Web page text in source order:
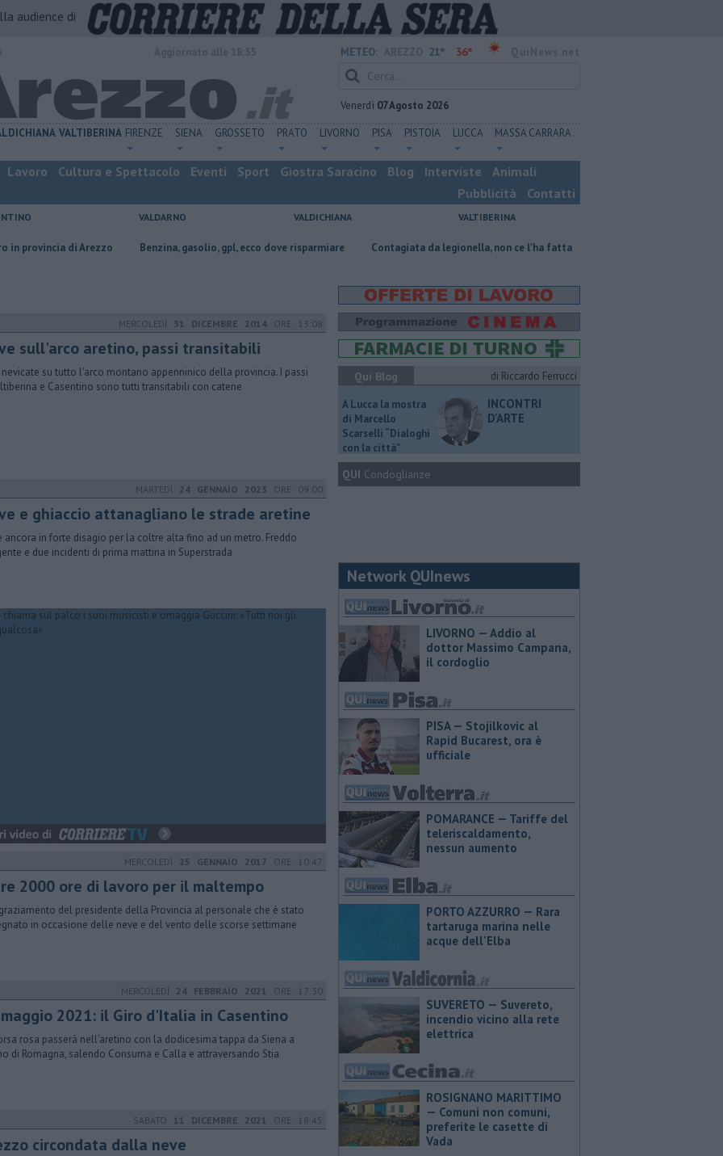
audience di
METEO: 21° 36°
Venerdì 07 Agosto 2026
VALTIBERINA FIRENZE SIENA GROSSETO PRATO LIVORNO PISA PISTOIA LUCCA MASSA CARRARA
Lavoro Cultura e Spettacolo Eventi Sport Giostra Saracino Blog Interviste
Animali
Pubblicità
Contatti
VALDARNO VALDICHIANA VALTIBERINA
di Arezzo ​Benzina, gasolio, gpl, ecco dove risparmiare Contagiata da legionella, non ce l'ha fatta Nascosta in un bar per sfuggire alla
MERCOLEDÌ 31 DICEMBRE 2014 ORE 13:08
sull'arco aretino, passi transitabili
nevicate su tutto l'arco montano appenninico della provincia. I passi
e Casentino sono tutti transitabili con catene
MARTEDÌ 24 GENNAIO 2023 ORE 09:00
e ghiaccio attanagliano le strade aretine
ancora in forte disagio per la coltre alta fino ad un metro. Freddo
e due incidenti di prima mattina in Superstrada
MERCOLEDÌ 25 GENNAIO 2017 ORE 10:47
2000 ore di lavoro per il maltempo
del presidente della Provincia al personale che è stato
in occasione delle neve e del vento delle scorse settimane
MERCOLEDÌ 24 FEBBRAIO 2021 ORE 17:30
2021: il Giro d'Italia in Casentino
rosa passerà nell'aretino con la dodicesima tappa da Siena a
di Romagna, salendo Consuma e Calla e attraversando Stia
SABATO 11 DICEMBRE 2021 ORE 18:45
circondata dalla neve
Qui Blog di Riccardo Ferrucci
A Lucca la mostra
di Marcello
Scarselli “Dialoghi
con la città"
INCONTRI
D'ARTE
QUI Condoglianze
Network QUInews
LIVORNO — Addio al
dottor Massimo Campana,
il cordoglio
PISA — Stojilkovic al
Rapid Bucarest, ora è
ufficiale
POMARANCE — Tariffe del
teleriscaldamento,
nessun aumento
PORTO AZZURRO — Rara
tartaruga marina nelle
acque dell'Elba
SUVERETO — Suvereto,
incendio vicino alla rete
elettrica
ROSIGNANO MARITTIMO
— Comuni non comuni,
preferite le casette di
Vada